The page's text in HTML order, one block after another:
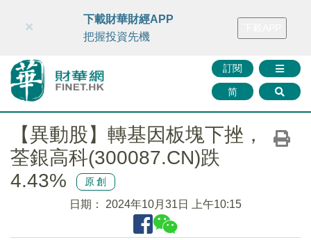
財華智庫網 FINTV FINMETA 財華證券 媒體矩陣
訂閱
简
×
下載財華財經APP
把握投資先機
【異動股】轉基因板塊下挫，
荃銀高科(300087.CN)跌
4.43%
原創
日期： 2024年10月31日 上午10:15